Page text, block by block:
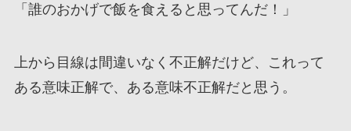
「誰のおかげで飯を食えると思ってんだ！」
上から目線は間違いなく不正解だけど、これって
ある意味正解で、ある意味不正解だと思う。